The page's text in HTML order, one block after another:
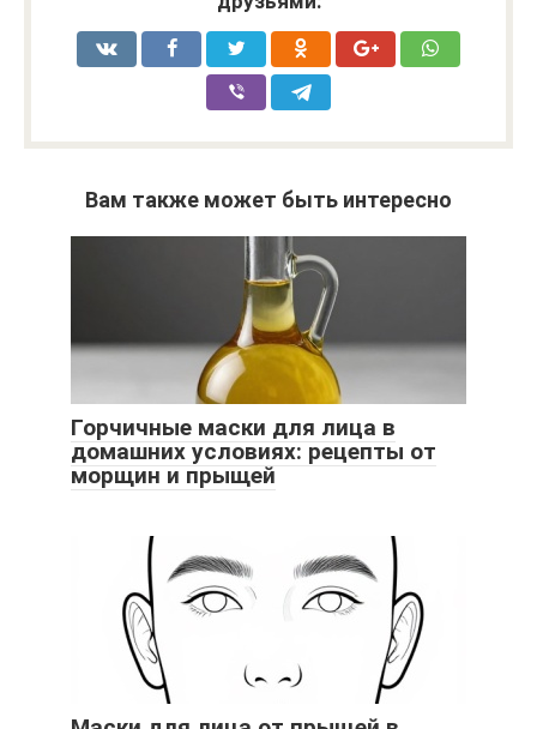
Вам также может быть интересно
Горчичные маски для лица в
домашних условиях: рецепты от
морщин и прыщей